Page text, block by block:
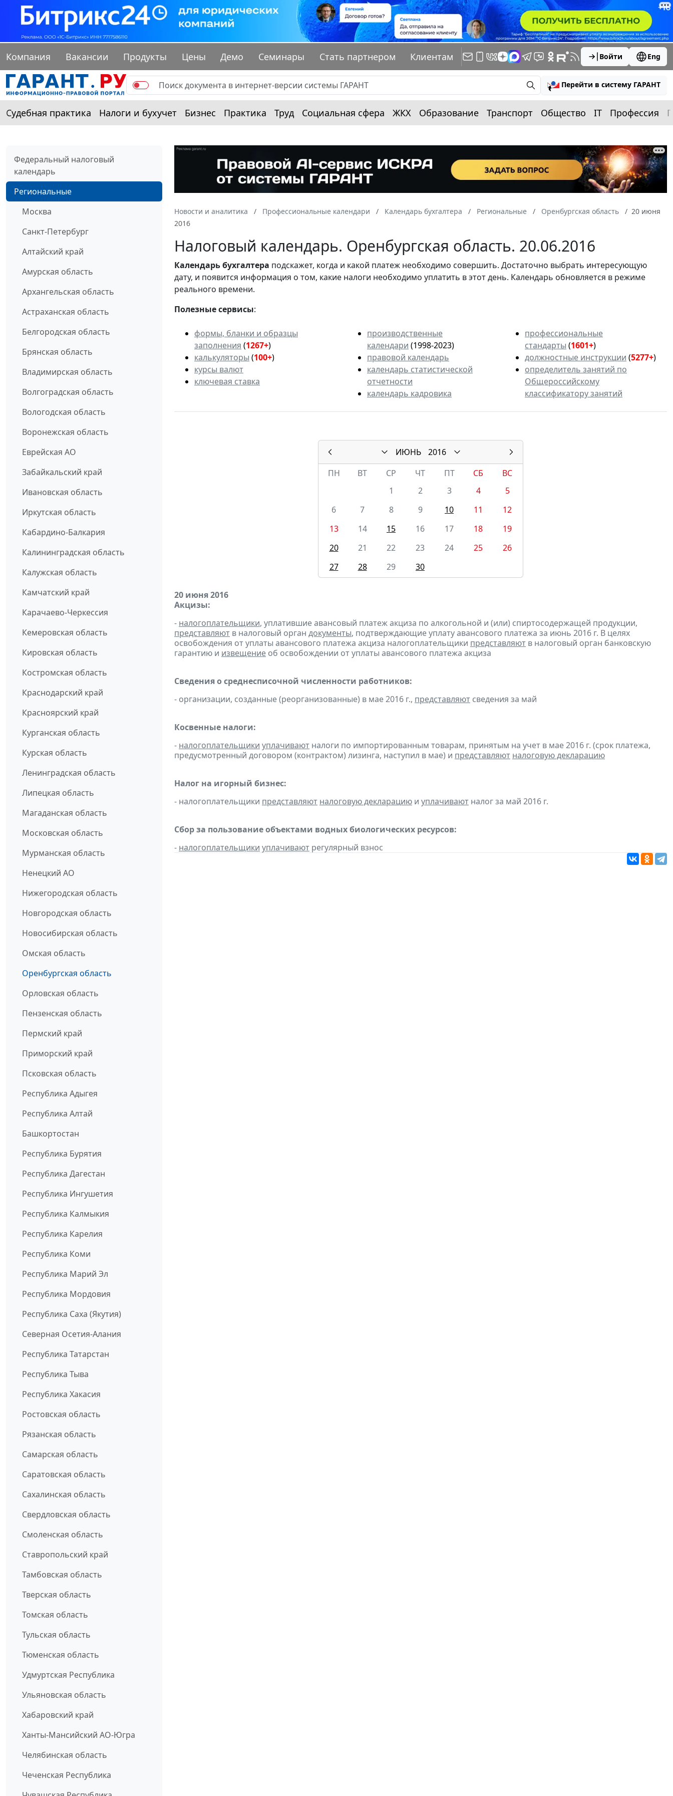
Компания Вакансии Продукты Цены Демо Семинары Стать партнером Клиентам Войти Eng
Перейти в систему ГАРАНТ
Судебная практика Налоги и бухучет Бизнес Практика Труд Социальная сфера ЖКХ Образование Транспорт Общество IT Профессия
Федеральный налоговый
календарь
Региональные
Москва
Санкт-Петербург
Алтайский край
Амурская область
Архангельская область
Астраханская область
Белгородская область
Брянская область
Владимирская область
Волгоградская область
Вологодская область
Воронежская область
Еврейская АО
Забайкальский край
Ивановская область
Иркутская область
Кабардино-Балкария
Калининградская область
Калужская область
Камчатский край
Карачаево-Черкессия
Кемеровская область
Кировская область
Костромская область
Краснодарский край
Красноярский край
Курганская область
Курская область
Ленинградская область
Липецкая область
Магаданская область
Московская область
Мурманская область
Ненецкий АО
Нижегородская область
Новгородская область
Новосибирская область
Омская область
Оренбургская область
Орловская область
Пензенская область
Пермский край
Приморский край
Псковская область
Республика Адыгея
Республика Алтай
Башкортостан
Республика Бурятия
Республика Дагестан
Республика Ингушетия
Республика Калмыкия
Республика Карелия
Республика Коми
Республика Марий Эл
Республика Мордовия
Республика Саха (Якутия)
Северная Осетия-Алания
Республика Татарстан
Республика Тыва
Республика Хакасия
Ростовская область
Рязанская область
Самарская область
Саратовская область
Сахалинская область
Свердловская область
Смоленская область
Ставропольский край
Тамбовская область
Тверская область
Томская область
Тульская область
Тюменская область
Удмуртская Республика
Ульяновская область
Хабаровский край
Ханты-Мансийский АО-Югра
Челябинская область
Чеченская Республика
Новости и аналитика Профессиональные календари Календарь бухгалтера Региональные Оренбургская область
20 июня
2016
Налоговый календарь. Оренбургская область. 20.06.2016
Календарьбухгалтера подскажет, когда и какой платеж необходимо совершить. Достаточно выбрать интересующую
дату, и появится информация о том, какие налоги необходимо уплатить в этот день. Календарь обновляется в режиме
реального времени.
Полезные сервисы:
формы, бланки и образцы
заполнения (1267+)
калькуляторы (100+)
курсы валют
ключевая ставка
производственные
календари (1998-2023)
правовой календарь
календарь статистической
отчетности
календарь кадровика
профессиональные
стандарты (1601+)
должностные инструкции (5277+)
определитель занятий по
Общероссийскому
классификатору занятий
ИЮНЬ
2016
ПН
ВТ СР ЧТ ПТ СБ
ВС
1
2 3 4
5
6
7 8 9 10 11
12
13
14 15 16 17 18
19
20
21 22 23 24 25
26
27
28 29 30
20 июня 2016
Акцизы:
- налогоплательщики, уплатившие авансовый платеж акциза по алкогольной и (или) спиртосодержащей продукции,
представляют в налоговый орган документы, подтверждающие уплату авансового платежа за июнь 2016 г. В целях
освобождения от уплаты авансового платежа акциза налогоплательщики представляют в налоговый орган банковскую
гарантию и извещение об освобождении от уплаты авансового платежа акциза
Сведения о среднесписочной численности работников:
- организации, созданные (реорганизованные) в мае 2016 г., представляют сведения за май
Косвенные налоги:
- налогоплательщики уплачивают налоги по импортированным товарам, принятым на учет в мае 2016 г. (срок платежа,
предусмотренный договором (контрактом) лизинга, наступил в мае) и представляют налоговую декларацию
Налог на игорный бизнес:
- налогоплательщики представляют налоговую декларацию и уплачивают налог за май 2016 г.
Сбор за пользование объектами водных биологических ресурсов:
- налогоплательщики уплачивают регулярный взнос